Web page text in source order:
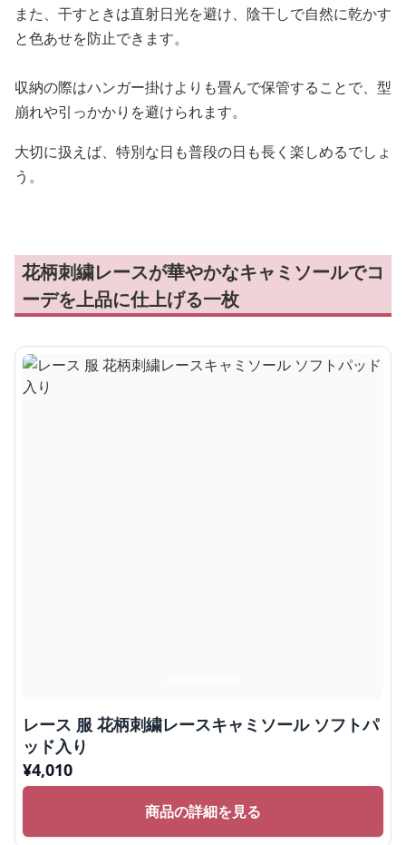
また、干すときは直射日光を避け、陰干しで自然に乾かす
と色あせを防止できます。
収納の際はハンガー掛けよりも畳んで保管することで、型
崩れや引っかかりを避けられます。
大切に扱えば、特別な日も普段の日も長く楽しめるでしょ
う。
花柄刺繍レースが華やかなキャミソールでコ
ーデを上品に仕上げる一枚
レース 服 花柄刺繍レースキャミソール ソフトパ
ッド入り
¥4,010
商品の詳細を見る